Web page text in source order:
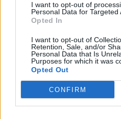
I want to opt-out of
Personal Data for Targeted
Opted In
I want to opt-out of
Retention, Sale, and/or
Personal Data that Is
Purposes for which it was
Opted Out
CONFIRM
Kamarádka:
Říká o mně: